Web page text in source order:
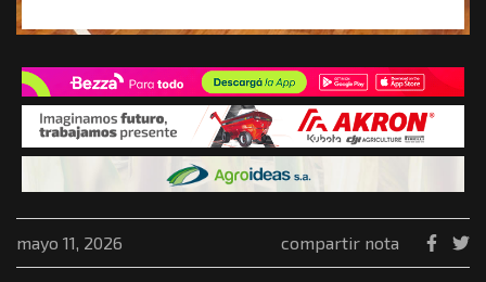
mayo 11, 2026 compartir nota